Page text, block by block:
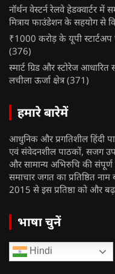
नॉर्थन वेस्टर्न रेलवे हेडक्वार्टर
मित्राय फाउंडेशन के सहयोग से
₹1000 करोड़ के यूपी
(376)
स्मार्ट ग्रिड और स्टोरेज
लचीला ऊर्जा क्षेत्र (371)
हमारे बारेमें
आधुनिक और प्रगतिशील हिंदी
एवं संवेदनशील पाठकों, सजग
और सामान्य अभिरुचि की संपूर्ण
समाचार जगत का प्रतिष्ठित नाम
2015 से इस प्रतिष्ठा को और
भाषा चुनें
Hindi